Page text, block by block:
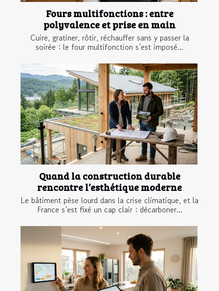
Fours multifonctions : entre
polyvalence et prise en main
Cuire, gratiner, rôtir, réchauffer sans y passer la
soirée : le four multifonction s’est imposé...
Quand la construction durable
rencontre l’esthétique moderne
Le bâtiment pèse lourd dans la crise climatique, et la
France s’est fixé un cap clair : décarboner...